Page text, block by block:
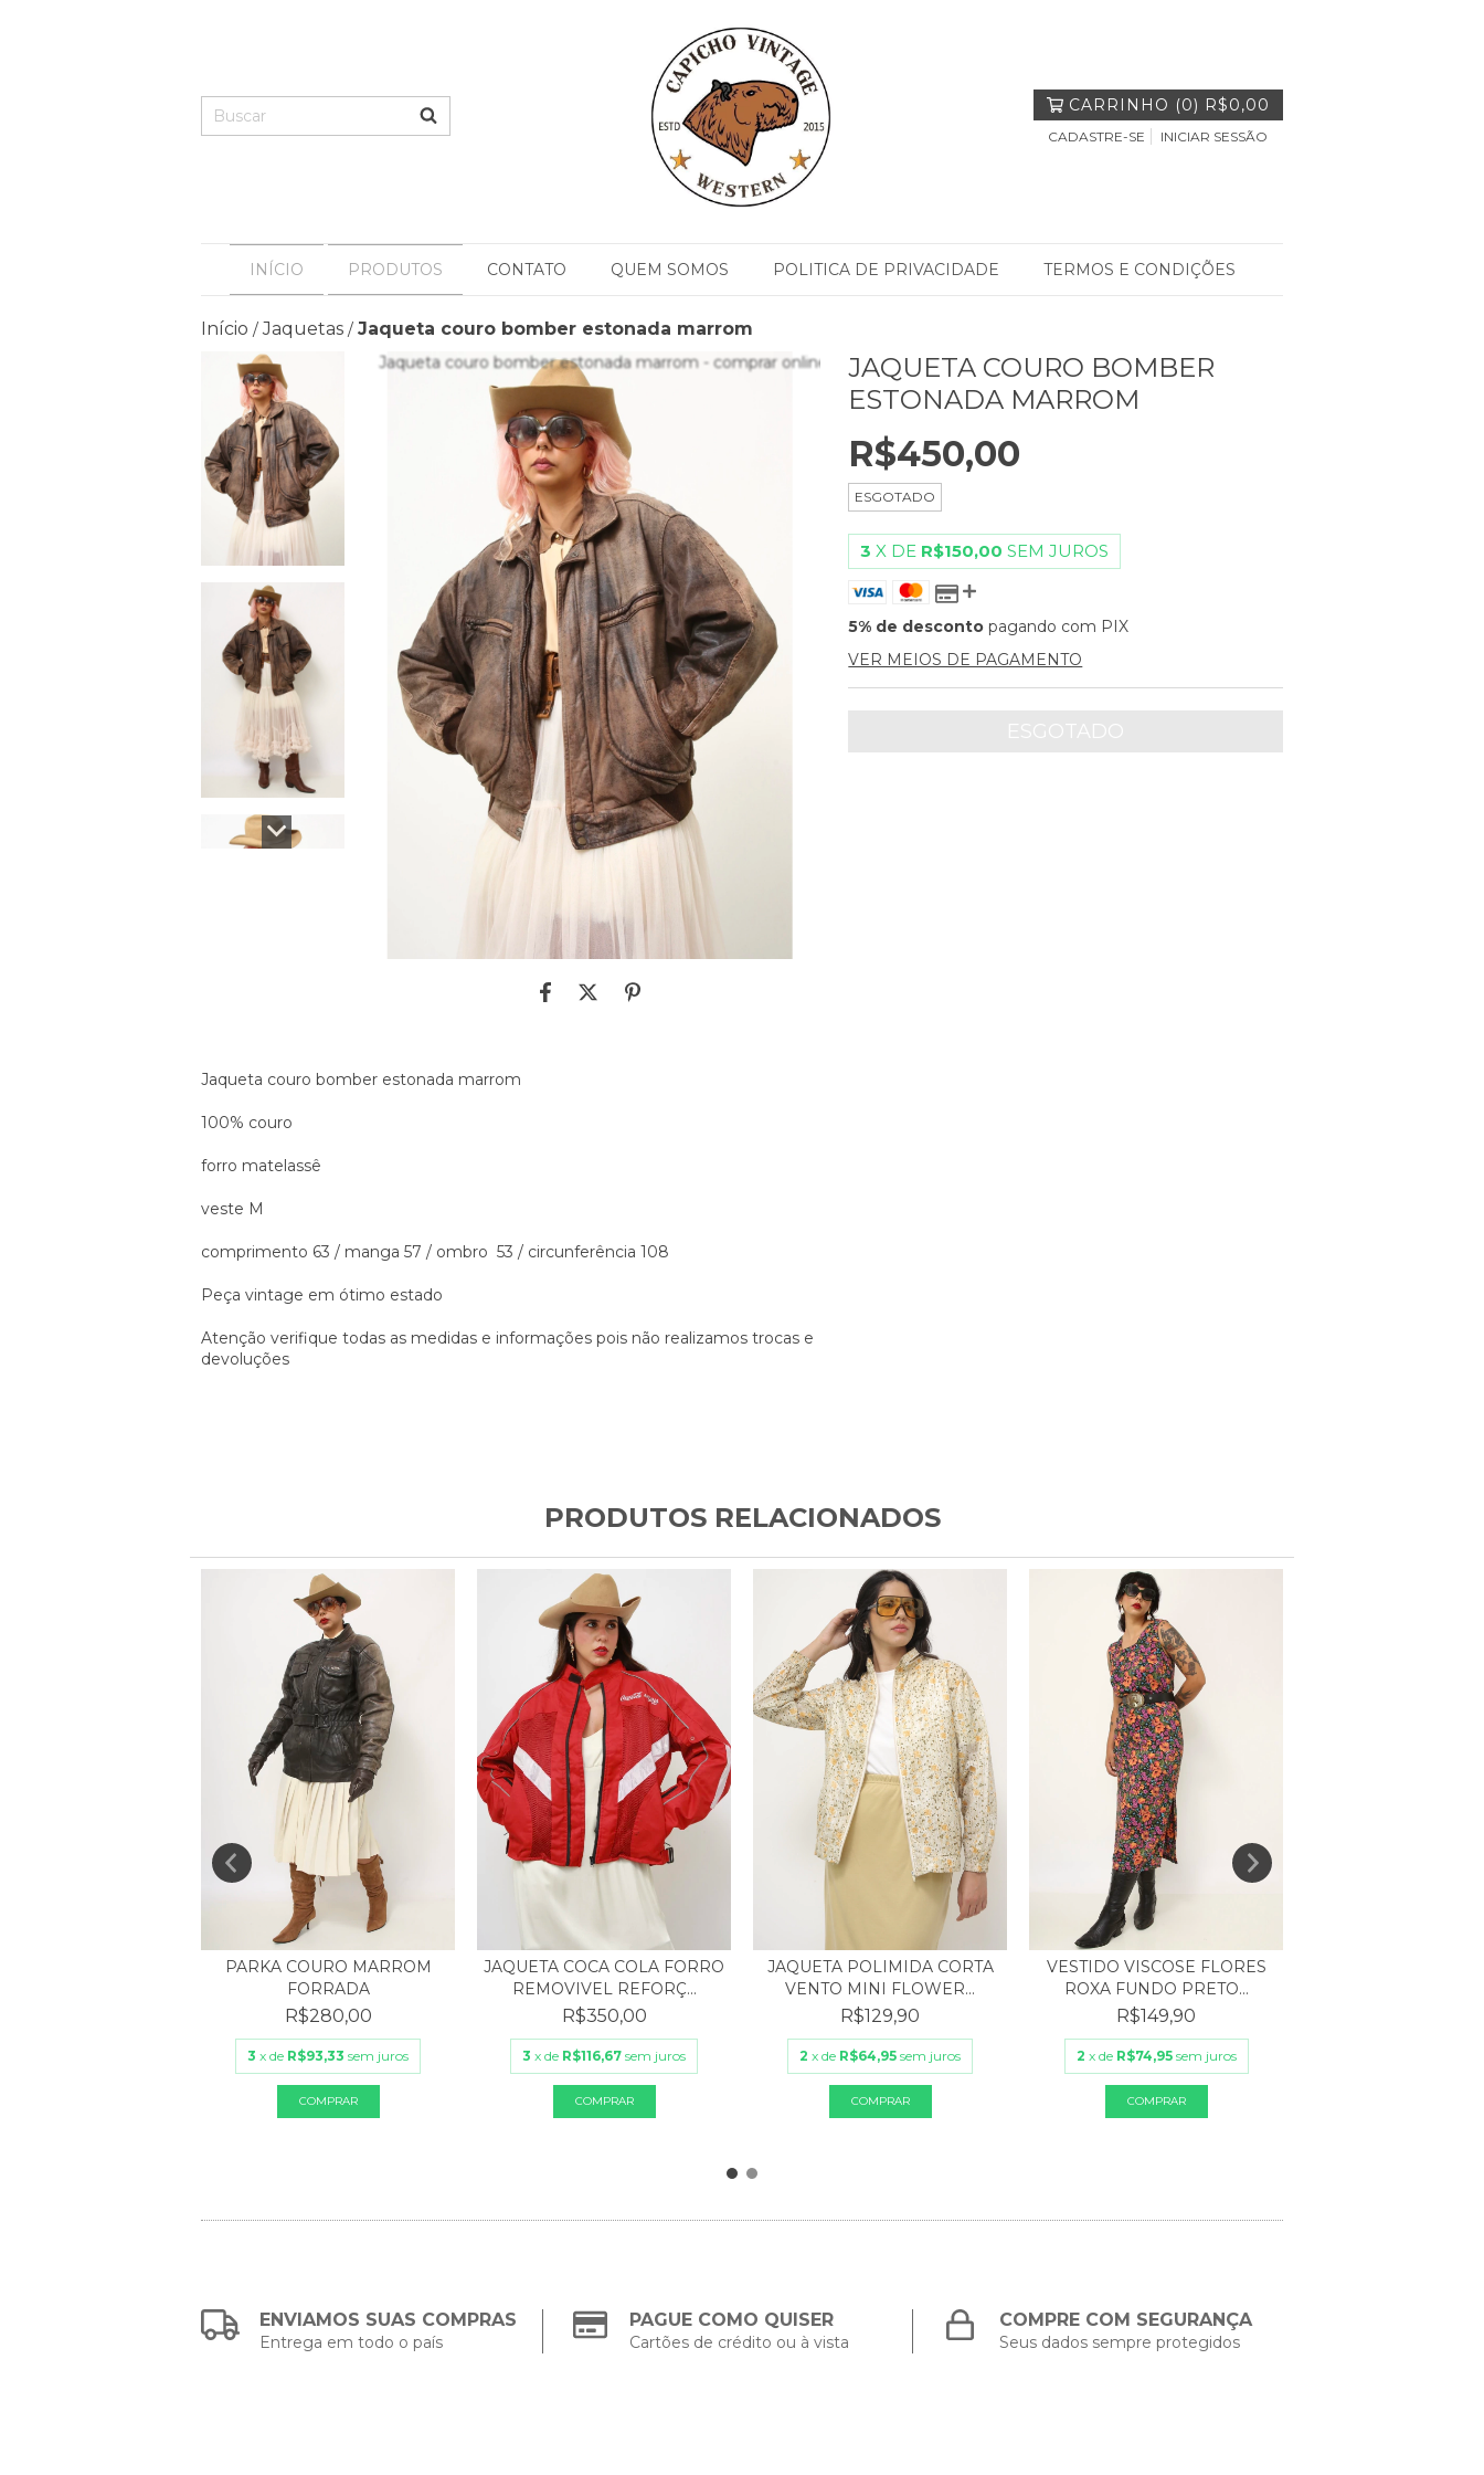
CARRINHO (0) R$0,00
CADASTRE-SE INICIAR SESSÃO
INÍCIO PRODUTOS CONTATO QUEM SOMOS POLITICA DE PRIVACIDADE TERMOS E CONDIÇÕES
Início / Jaquetas / Jaqueta couro bomber estonada marrom
Jaqueta couro bomber estonada marrom
100% couro
forro matelassê
veste M
comprimento 63 / manga 57 / ombro 53 / circunferência 108
Peça vintage em ótimo estado
Atenção verifique todas as medidas e informações pois não realizamos trocas e
devoluções
JAQUETA COURO BOMBER
ESTONADA MARROM
R$450,00
ESGOTADO
3 X DE R$150,00 SEM JUROS
5% de desconto pagando com PIX
VER MEIOS DE PAGAMENTO
PRODUTOS RELACIONADOS
PARKA COURO MARROM
FORRADA
R$280,00
3 x de R$93,33 sem juros
JAQUETA COCA COLA FORRO
REMOVIVEL REFORÇ...
R$350,00
3 x de R$116,67 sem juros
JAQUETA POLIMIDA CORTA
VENTO MINI FLOWER...
R$129,90
2 x de R$64,95 sem juros
VESTIDO VISCOSE FLORES
ROXA FUNDO PRETO...
R$149,90
2 x de R$74,95 sem juros
ENVIAMOS SUAS COMPRAS
Entrega em todo o país
PAGUE COMO QUISER
Cartões de crédito ou à vista
COMPRE COM SEGURANÇA
Seus dados sempre protegidos